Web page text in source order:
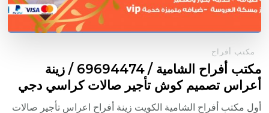
مكتب أفراح
مكتب أفراح الشامية / 69694474 / زينة
أعراس تصميم كوش تأجير صالات كراسي دجي
أول مكتب أفراح الشامية الكويت زينة أفراح اعراس تأجير صالات